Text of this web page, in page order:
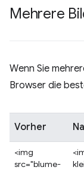
Mehrere
Wenn Sie
Browser die
Vorher
<img
src="blume-